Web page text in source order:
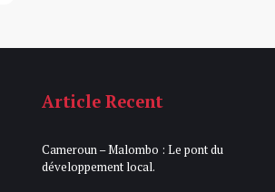
Article Recent
Cameroun – Malombo : Le pont du
développement local.